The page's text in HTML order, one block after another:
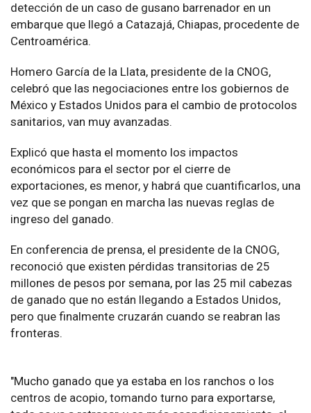
detección de un caso de gusano barrenador en un
embarque que llegó a Catazajá, Chiapas, procedente de
Centroamérica.
Homero García de la Llata, presidente de la CNOG,
celebró que las negociaciones entre los gobiernos de
México y Estados Unidos para el cambio de protocolos
sanitarios, van muy avanzadas.
Explicó que hasta el momento los impactos
económicos para el sector por el cierre de
exportaciones, es menor, y habrá que cuantificarlos, una
vez que se pongan en marcha las nuevas reglas de
ingreso del ganado.
En conferencia de prensa, el presidente de la CNOG,
reconoció que existen pérdidas transitorias de 25
millones de pesos por semana, por las 25 mil cabezas
de ganado que no están llegando a Estados Unidos,
pero que finalmente cruzarán cuando se reabran las
fronteras.
"Mucho ganado que ya estaba en los ranchos o los
centros de acopio, tomando turno para exportarse,